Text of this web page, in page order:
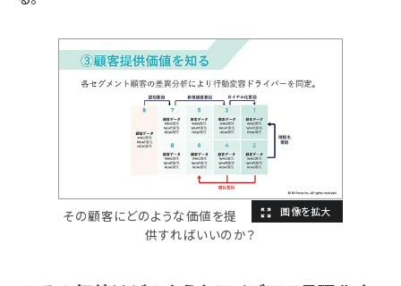
その顧客にどのような価値を提
供すればいいのか？